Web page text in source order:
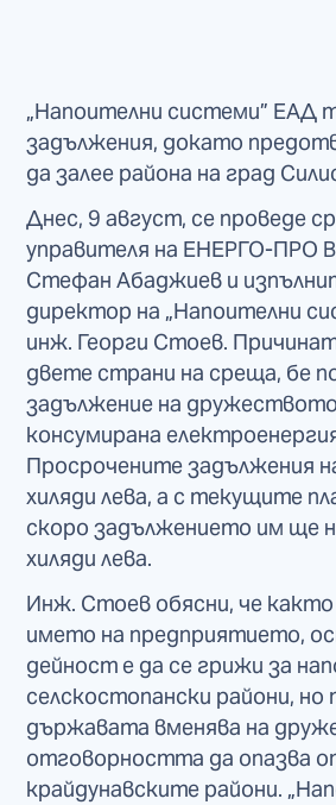
„Напоителни системи” ЕАД
задължения, докато
да залее района на град
Днес, 9 август, се проведе
управителя на ЕНЕРГО-ПРО
Стефан Абаджиев и
директор на „Напоителни
инж. Георги Стоев.
двете страни на среща, бе
задължение на
консумирана
Просрочените задължения
хиляди лева, а с текущите
скоро задължението им ще
хиляди лева.
Инж. Стоев обясни, че както
името на предприятието,
дейност е да се грижи за
селскостопански райони, но
държавата вменява на
отговорността да опазва
крайдунавските райони.